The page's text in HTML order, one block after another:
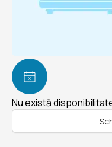
Nu există